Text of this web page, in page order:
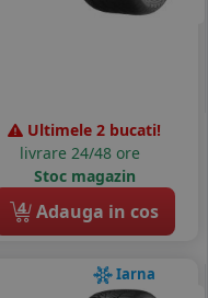
Ultimele 2 bucati!
livrare 24/48 ore
Stoc magazin
4 Adauga in cos
Iarna